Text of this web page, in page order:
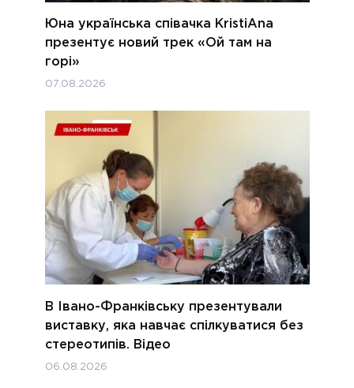
Юна українська співачка KristiAna
презентує новий трек «Ой там на
горі»
07.08.2026
В Івано-Франківську презентували
виставку, яка навчає спілкуватися без
стереотипів. Відео
06.08.2026